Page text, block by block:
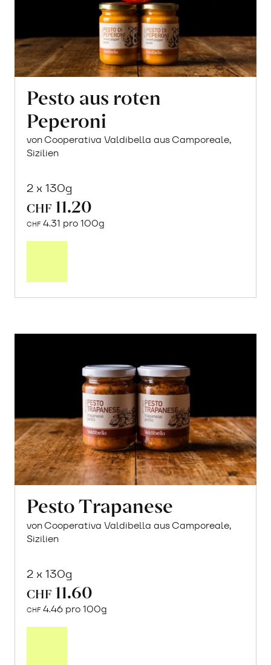
Pesto aus roten
Peperoni
von Cooperativa Valdibella aus Camporeale,
Sizilien
2 x 130g
CHF 11.20
CHF 4.31 pro 100g
Pesto Trapanese
von Cooperativa Valdibella aus Camporeale,
Sizilien
2 x 130g
CHF 11.60
CHF 4.46 pro 100g